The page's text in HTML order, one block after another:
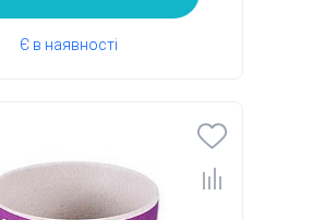
Є в наявності